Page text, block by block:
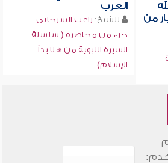
من
العرب
للشيخ: راغب السرجاني
جزء من محاضرة ( سلسلة
السيرة النبوية من هنا بدأ
الإسلام)